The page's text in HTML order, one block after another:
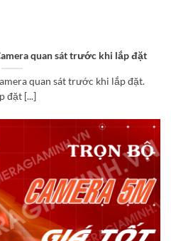
quan sát trước khi lắp đặt
quan sát trước khi lắp đặt.
đặt [...]